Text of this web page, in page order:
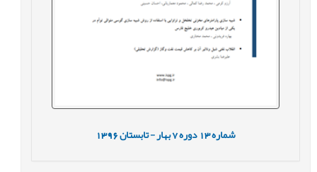
شماره13 دوره7 بهار - تابستان1396